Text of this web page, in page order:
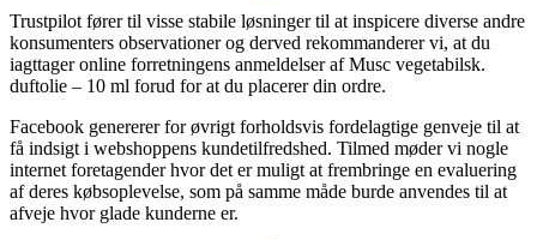
Trustpilot fører til visse stabile løsninger til at inspicere diverse andre
konsumenters observationer og derved rekommanderer vi, at du
iagttager online forretningens anmeldelser af Musc vegetabilsk.
duftolie – 10 ml forud for at du placerer din ordre.
Facebook genererer for øvrigt forholdsvis fordelagtige genveje til at
få indsigt i webshoppens kundetilfredshed. Tilmed møder vi nogle
internet foretagender hvor det er muligt at frembringe en evaluering
af deres købsoplevelse, som på samme måde burde anvendes til at
afveje hvor glade kunderne er.